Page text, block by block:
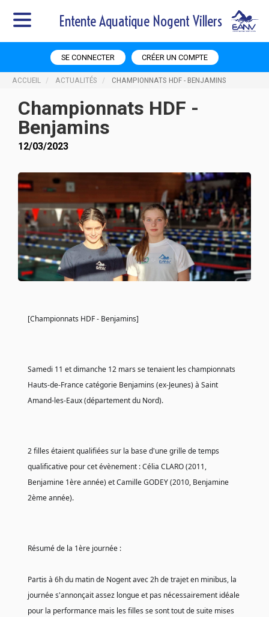
Entente Aquatique Nogent Villers
SE CONNECTER CRÉER UN COMPTE
ACCUEIL ACTUALITÉS CHAMPIONNATS HDF - BENJAMINS
Championnats HDF -
Benjamins
12/03/2023
[Championnats HDF - Benjamins]
Samedi 11 et dimanche 12 mars se tenaient les championnats
Hauts-de-France catégorie Benjamins (ex-Jeunes) à Saint
Amand-les-Eaux (département du Nord).
2 filles étaient qualifiées sur la base d'une grille de temps
qualificative pour cet évènement : Célia CLARO (2011,
Benjamine 1ère année) et Camille GODEY (2010, Benjamine
2ème année).
Résumé de la 1ère journée :
Partis à 6h du matin de Nogent avec 2h de trajet en minibus, la
journée s'annonçait assez longue et pas nécessairement idéale
pour la performance mais les filles se sont tout de suite mises